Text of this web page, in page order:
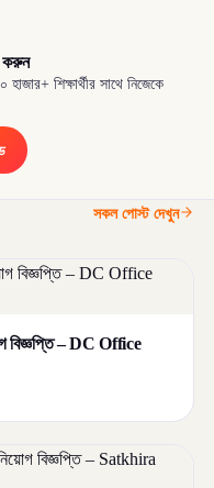
করুন
শিক্ষার্থীর সাথে নিজেকে
সকল পোস্ট দেখুন
বিজ্ঞপ্তি – DC Office